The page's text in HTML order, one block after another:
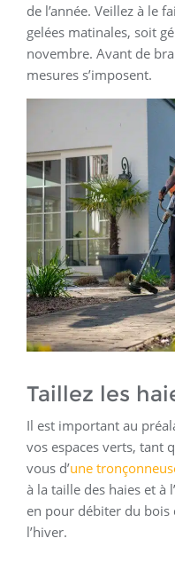
de l’année. Veillez à le
gelées matinales, soit
novembre. Avant de
mesures s’imposent.
Taillez les
Il est important au
vos espaces verts, tant
vous d’une
à la taille des haies et à
en pour débiter du bois
l’hiver.